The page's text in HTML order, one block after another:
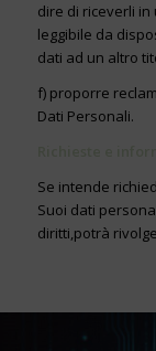
dire di riceverli
leggibile da
dati ad un altro
f) proporre
Dati Personali.
Se intende
Suoi dati
diritti,potrà